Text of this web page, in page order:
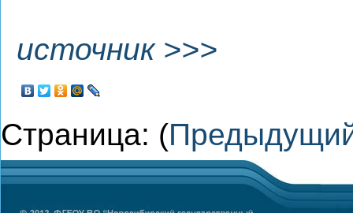
источник >>>
Страница: (